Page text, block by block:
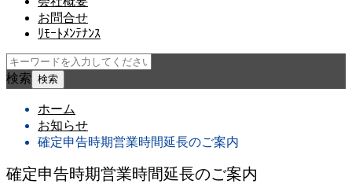
お問合せ
ﾘﾓｰﾄﾒﾝﾃﾅﾝｽ
検索
ホーム
お知らせ
確定申告時期営業時間延長のご案内
確定申告時期営業時間延長のご案内